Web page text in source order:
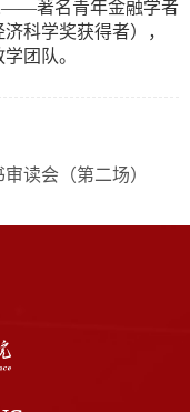
——著名青年金融学者
科学奖获得者），
团队。
读会（第二场）